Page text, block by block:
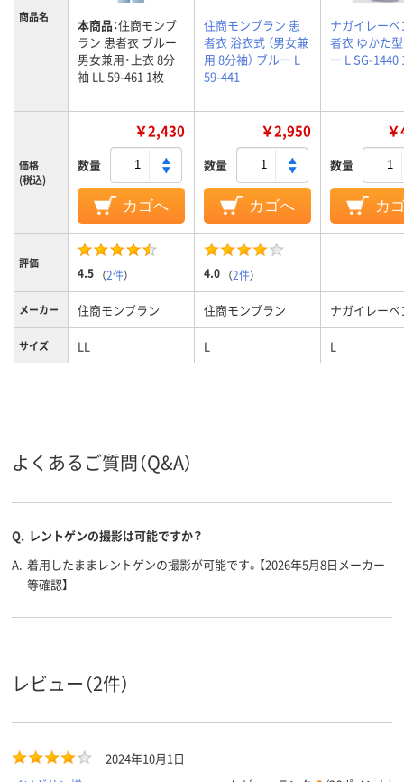
商品名 本商品：住商モンブ
ラン 患者衣 ブルー
男女兼用・上衣 8分
袖 LL 59-461 1枚
住商モンブラン 患
者衣 浴衣式 （男女兼
用 8分袖） ブルー L
59-441
ナガイレーベ
者衣 ゆかた
ー L SG-1440
価格
(税込)
￥2,430
数量
カゴへ
￥2,950
数量
カゴへ
数量
カ
評価
4.5 （2件） 4.0 （2件）
メーカー 住商モンブラン 住商モンブラン ナガイレーベ
サイズ LL L L
よくあるご質問（Q&A）
Q. レントゲンの撮影は可能ですか？
A. 着用したままレントゲンの撮影が可能です。【2026年5月8日メーカー
等確認】
レビュー（2件）
2024年10月1日